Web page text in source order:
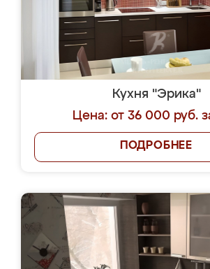
Кухня "Эрика"
Цена: от 36 000 руб.
ПОДРОБНЕЕ